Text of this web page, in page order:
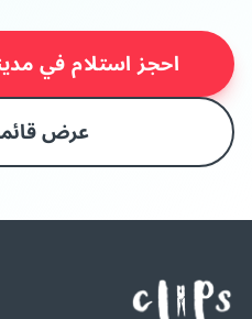
احجز استلام في
عرض